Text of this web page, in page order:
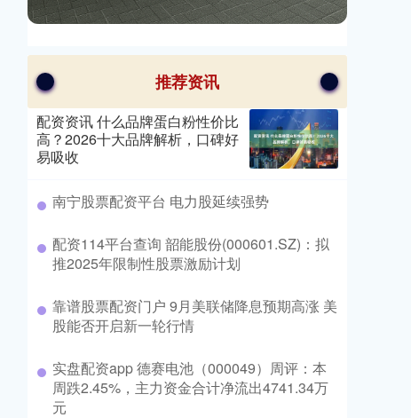
推荐资讯
配资资讯 什么品牌蛋白粉性价比
高？2026十大品牌解析，口碑好
易吸收
​南宁股票配资平台 电力股延续强势
​配资114平台查询 韶能股份(000601.SZ)：拟
推2025年限制性股票激励计划
​靠谱股票配资门户 9月美联储降息预期高涨 美
股能否开启新一轮行情
​实盘配资app 德赛电池（000049）周评：本
周跌2.45%，主力资金合计净流出4741.34万
元